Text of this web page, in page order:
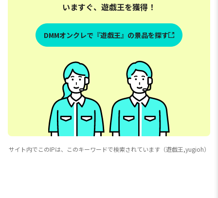
いますぐ、遊戯王を獲得！
DMMオンクレで『遊戯王』の景品を探す
サイト内でこのIPは、このキーワードで検索されています（遊戯王,yugioh）